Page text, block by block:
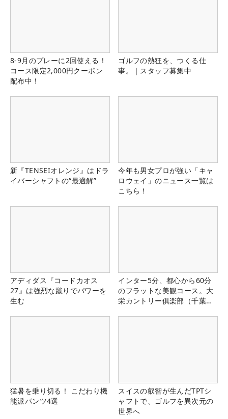
8-9月のプレーに2回使える！
コース限定2,000円クーポン
配布中！
ゴルフの熱狂を、つくる仕
事。｜スタッフ募集中
新『TENSEIオレンジ』はドラ
イバーシャフトの“最適解”
今年も男女プロが強い「キャ
ロウェイ」のニュース一覧は
こちら！
アディダス『コードカオス
27』は強烈な蹴りでパワーを
生む
インター5分、都心から60分
のフラットな美観コース。大
栄カントリー俱楽部（千葉
猛暑を乗り切る！ こだわり機
能派パンツ4選
スイスの叡智が生んだTPTシ
ャフトで、ゴルフを異次元の
世界へ